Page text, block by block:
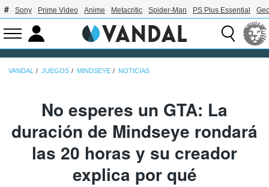
Sony Prime Video Anime Metacritic Spider-Man PS Plus Essential
VANDAL JUEGOS MINDSEYE NOTICIAS
No esperes un GTA: La
duración de Mindseye rondará
las 20 horas y su creador
explica por qué